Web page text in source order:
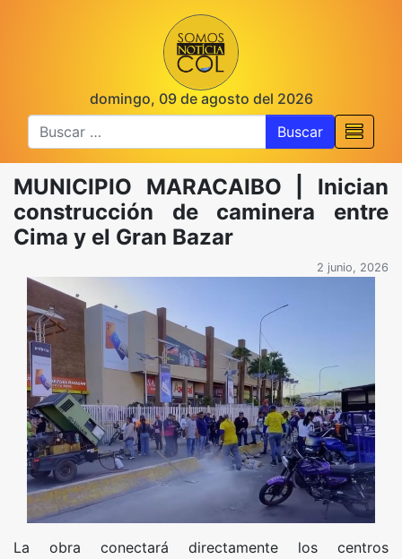
domingo, 09 de agosto del 2026
Buscar
MUNICIPIO MARACAIBO | Inician
construcción de caminera entre
Cima y el Gran Bazar
2 junio, 2026
La obra conectará directamente los centros